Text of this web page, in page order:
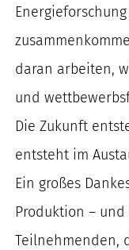
daran arbeiten,
und
Die Zukunft
entsteht im
Ein großes
Produktion –
Teilnehmenden,